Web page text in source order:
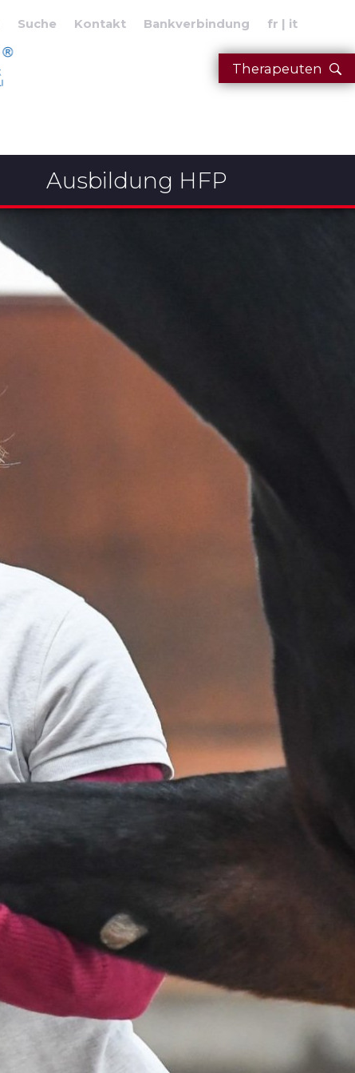
Therapeuten
Suche Kontakt Bankverbindung fr it
Ausbildung HFP